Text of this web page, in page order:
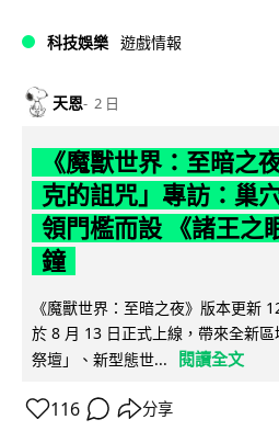
科技娛樂 遊戲情報
天恩 2 日
《魔獸世界：至暗之
克的詛咒」專訪：巢
領門檻而設 《諸王之
鐘
《魔獸世界：至暗之夜》版本更新
於 8 月 13 日正式上線，帶來全新
祭壇」、新型態世...
閱讀全文
116 分享